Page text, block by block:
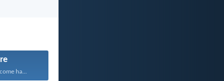
ha...